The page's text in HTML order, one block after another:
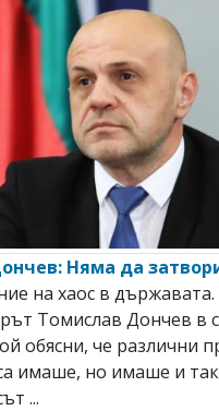
Няма да
на хаос в
Томислав Дончев в
обясни, че различни
имаше, но имаше и
...